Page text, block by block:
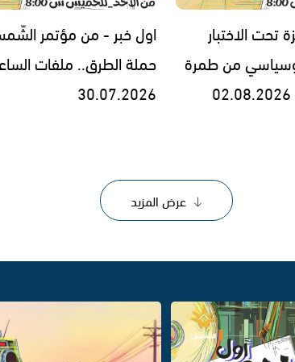
تحت الاختبار
من طمرة
اول خبر - من مؤتمر
حملة الطرق.. ملفات
30.07.2026
عرض المزيد